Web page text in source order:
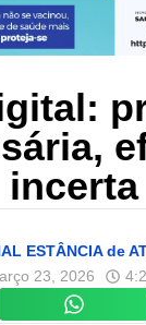
incerta
ESTÂNCIA de
23, 2026